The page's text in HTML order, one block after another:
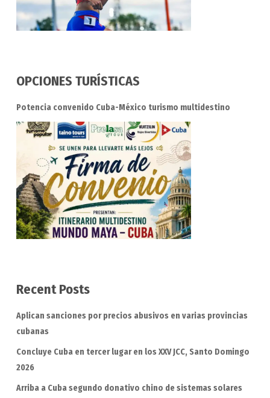
OPCIONES TURÍSTICAS
Potencia convenido Cuba-México turismo multidestino
Recent Posts
Aplican sanciones por precios abusivos en varias provincias
cubanas
Concluye Cuba en tercer lugar en los XXV JCC, Santo Domingo
2026
Arriba a Cuba segundo donativo chino de sistemas solares